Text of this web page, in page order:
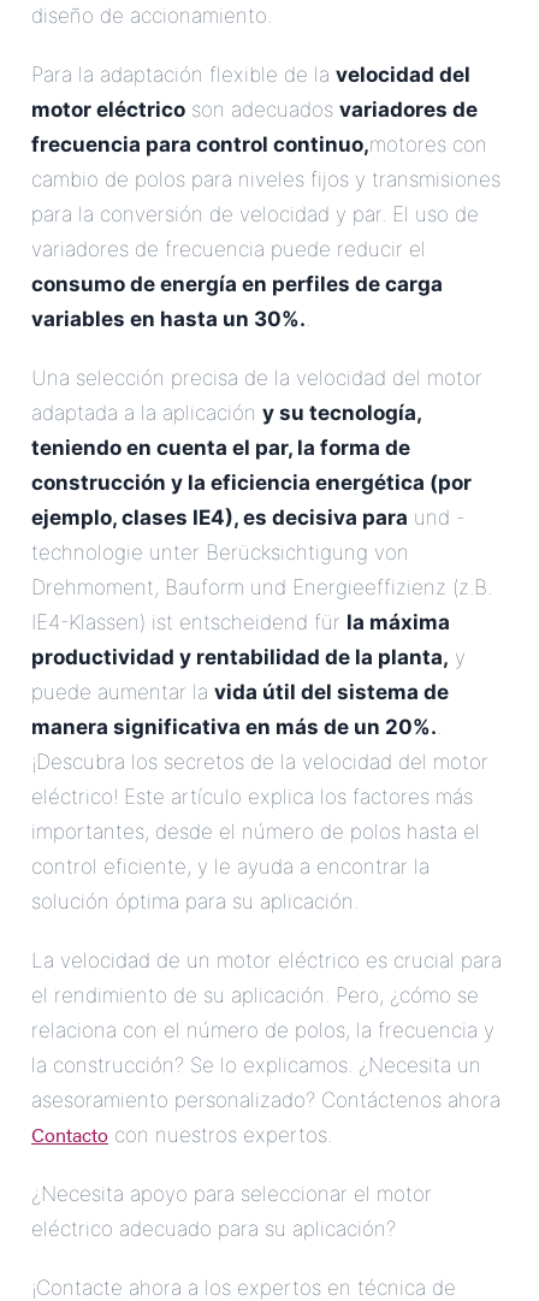
diseño de accionamiento.
Para la adaptación flexible de la velocidad del
motor eléctrico son adecuados variadores de
frecuencia para control continuo,motores con
cambio de polos para niveles fijos y transmisiones
para la conversión de velocidad y par. El uso de
variadores de frecuencia puede reducir el
consumo de energía en perfiles de carga
variables en hasta un 30%..
Una selección precisa de la velocidad del motor
adaptada a la aplicación y su tecnología,
teniendo en cuenta el par, la forma de
construcción y la eficiencia energética (por
ejemplo, clases IE4), es decisiva para und -
technologie unter Berücksichtigung von
Drehmoment, Bauform und Energieeffizienz (z.B.
IE4-Klassen) ist entscheidend für la máxima
productividad y rentabilidad de la planta, y
puede aumentar la vida útil del sistema de
manera significativa en más de un 20%..
¡Descubra los secretos de la velocidad del motor
eléctrico! Este artículo explica los factores más
importantes, desde el número de polos hasta el
control eficiente, y le ayuda a encontrar la
solución óptima para su aplicación.
La velocidad de un motor eléctrico es crucial para
el rendimiento de su aplicación. Pero, ¿cómo se
relaciona con el número de polos, la frecuencia y
la construcción? Se lo explicamos. ¿Necesita un
asesoramiento personalizado? Contáctenos ahora
Contacto con nuestros expertos.
¿Necesita apoyo para seleccionar el motor
eléctrico adecuado para su aplicación?
¡Contacte ahora a los expertos en técnica de